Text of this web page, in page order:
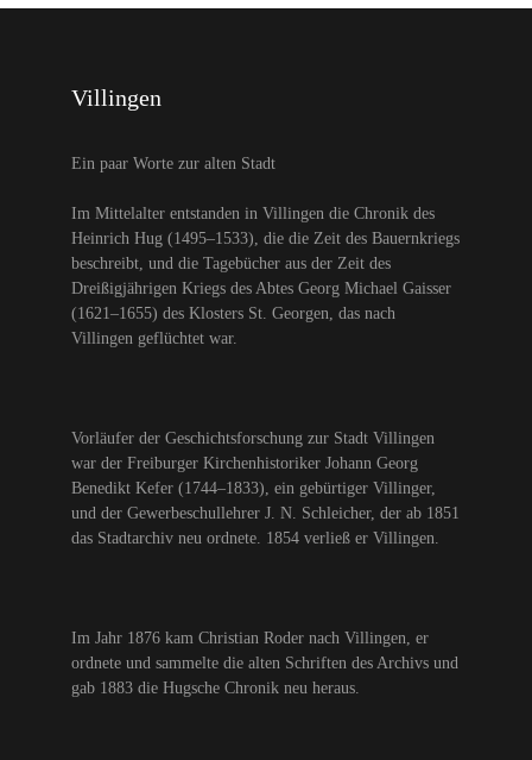
Villingen
Ein paar Worte zur alten Stadt
Im Mittelalter entstanden in Villingen die Chronik des
Heinrich Hug (1495–1533), die die Zeit des Bauernkriegs
beschreibt, und die Tagebücher aus der Zeit des
Dreißigjährigen Kriegs des Abtes Georg Michael Gaisser
(1621–1655) des Klosters St. Georgen, das nach
Villingen geflüchtet war.
Vorläufer der Geschichtsforschung zur Stadt Villingen
war der Freiburger Kirchenhistoriker Johann Georg
Benedikt Kefer (1744–1833), ein gebürtiger Villinger,
und der Gewerbeschullehrer J. N. Schleicher, der ab 1851
das Stadtarchiv neu ordnete. 1854 verließ er Villingen.
Im Jahr 1876 kam Christian Roder nach Villingen, er
ordnete und sammelte die alten Schriften des Archivs und
gab 1883 die Hugsche Chronik neu heraus.